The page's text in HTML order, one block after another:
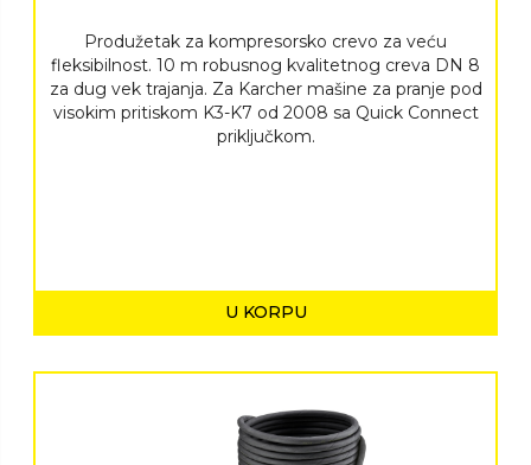
Produžetak za kompresorsko crevo za veću
fleksibilnost. 10 m robusnog kvalitetnog creva DN 8
za dug vek trajanja. Za Karcher mašine za pranje pod
visokim pritiskom K3-K7 od 2008 sa Quick Connect
priključkom.
U KORPU